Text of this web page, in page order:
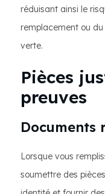
réduisant ainsi le
remplacement ou
verte.
Pièces
preuves
Documents
Lorsque vous
soumettre des